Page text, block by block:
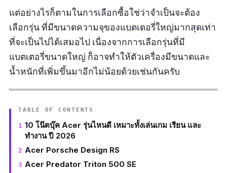
แต่อย่างไรก็ตามในการเลือกซื้อใช่ว่าจำเป็นจะต้อง
เลือกรุ่น ที่มีขนาดความจุของแบตเตอรี่ใหญ่มากสุดเท่า
ที่จะเป็นไปได้เสมอไป เนื่องจากการเลือกรุ่นที่มี
แบตเตอรี่ขนาดใหญ่ ก็อาจทำให้ตัวเครื่องมีขนาดและ
น้ำหนักที่เพิ่มขึ้นมาอีกไม่น้อยด้วยเช่นกันครับ
TABLE OF CONTENTS
10 โน๊ตบุ๊ค Acer รุ่นไหนดี เหมาะทั้งเล่นเกม เรียน และ
ทำงาน ปี 2026
Acer Porsche Design RS
Acer Predator Triton 500 SE